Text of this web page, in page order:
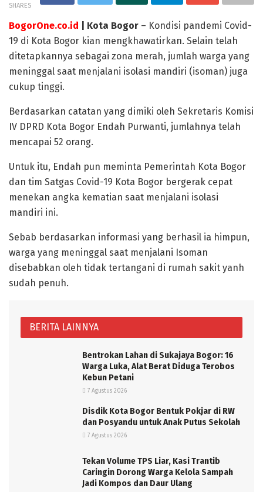
SHARES
BogorOne.co.id | Kota Bogor – Kondisi pandemi Covid-
19 di Kota Bogor kian mengkhawatirkan. Selain telah
ditetapkannya sebagai zona merah, jumlah warga yang
meninggal saat menjalani isolasi mandiri (isoman) juga
cukup tinggi.
Berdasarkan catatan yang dimiki oleh Sekretaris Komisi
IV DPRD Kota Bogor Endah Purwanti, jumlahnya telah
mencapai 52 orang.
Untuk itu, Endah pun meminta Pemerintah Kota Bogor
dan tim Satgas Covid-19 Kota Bogor bergerak cepat
menekan angka kematian saat menjalani isolasi
mandiri ini.
Sebab berdasarkan informasi yang berhasil ia himpun,
warga yang meninggal saat menjalani Isoman
disebabkan oleh tidak tertangani di rumah sakit yanh
sudah penuh.
BERITA LAINNYA
Bentrokan Lahan di Sukajaya Bogor: 16
Warga Luka, Alat Berat Diduga Terobos
Kebun Petani
7 Agustus 2026
Disdik Kota Bogor Bentuk Pokjar di RW
dan Posyandu untuk Anak Putus Sekolah
7 Agustus 2026
Tekan Volume TPS Liar, Kasi Trantib
Caringin Dorong Warga Kelola Sampah
Jadi Kompos dan Daur Ulang